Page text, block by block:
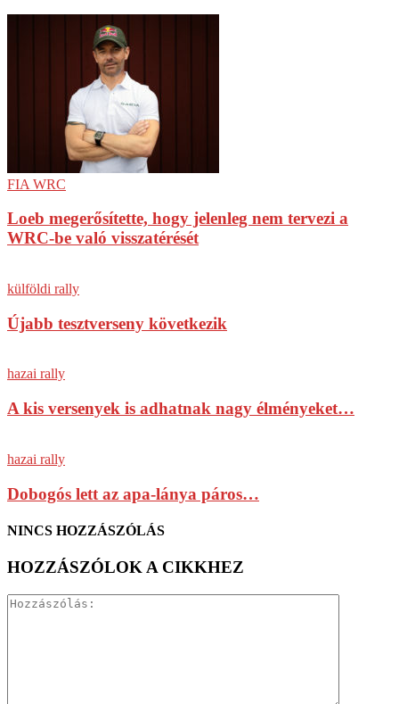
FIA WRC
Loeb megerősítette, hogy jelenleg nem tervezi a
WRC-be való visszatérését
külföldi rally
Újabb tesztverseny következik
hazai rally
A kis versenyek is adhatnak nagy élményeket…
hazai rally
Dobogós lett az apa-lánya páros…
NINCS HOZZÁSZÓLÁS
HOZZÁSZÓLOK A CIKKHEZ